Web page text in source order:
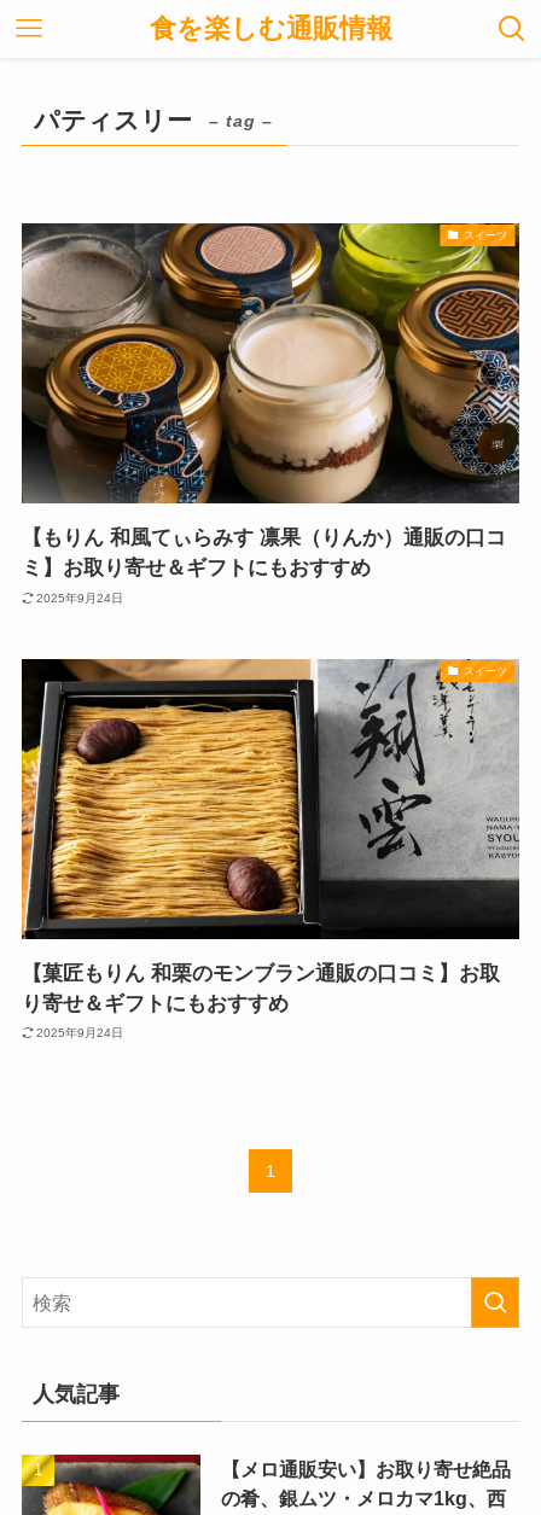
食を楽しむ通販情報
パティスリー – tag –
スイーツ
【もりん 和風てぃらみす 凛果（りんか）通販の口コ
ミ】お取り寄せ＆ギフトにもおすすめ
2025年9月24日
スイーツ
【菓匠もりん 和栗のモンブラン通販の口コミ】お取
り寄せ＆ギフトにもおすすめ
2025年9月24日
1
人気記事
【メロ通販安い】お取り寄せ絶品
の肴、銀ムツ・メロカマ1kg、西